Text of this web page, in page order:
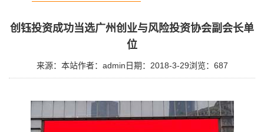
创钰投资成功当选广州创业与风险投资协会副会长单
位
来源：本站作者：admin 日期：2018-3-29浏览： 687